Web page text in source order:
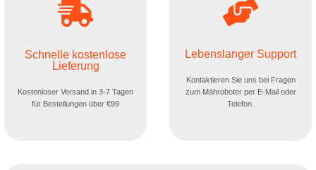
Schnelle kostenlose
Lieferung
Kostenloser Versand in 3-7 Tagen
für Bestellungen über €99
Lebenslanger Support
Kontaktieren Sie uns bei Fragen
zum Mähroboter per E-Mail oder
Telefon.